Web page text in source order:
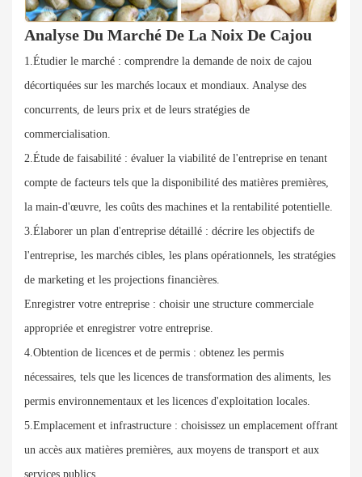
Analyse Du Marché De La Noix De Cajou
1.Étudier le marché : comprendre la demande de noix de cajou
décortiquées sur les marchés locaux et mondiaux. Analyse des
concurrents, de leurs prix et de leurs stratégies de
commercialisation.
2.Étude de faisabilité : évaluer la viabilité de l'entreprise en tenant
compte de facteurs tels que la disponibilité des matières premières,
la main-d'œuvre, les coûts des machines et la rentabilité potentielle.
3.Élaborer un plan d'entreprise détaillé : décrire les objectifs de
l'entreprise, les marchés cibles, les plans opérationnels, les stratégies
de marketing et les projections financières.
Enregistrer votre entreprise : choisir une structure commerciale
appropriée et enregistrer votre entreprise.
4.Obtention de licences et de permis : obtenez les permis
nécessaires, tels que les licences de transformation des aliments, les
permis environnementaux et les licences d'exploitation locales.
5.Emplacement et infrastructure : choisissez un emplacement offrant
un accès aux matières premières, aux moyens de transport et aux
services publics.